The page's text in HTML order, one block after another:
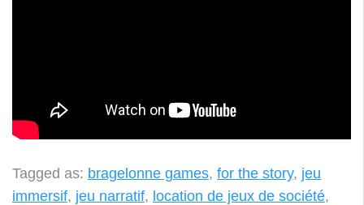
Tagged as: bragelonne games, for the story, jeu
immersif, jeu narratif, location de jeux de société,